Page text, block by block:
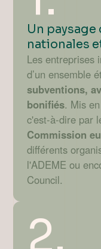
Un paysage
nationales
Les entreprises
d’un ensemble
subventions,
bonifiés. Mis
c'est-à-dire par
Commission
différents
l'ADEME ou
Council.
2.